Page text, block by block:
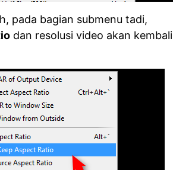
pada bagian submenu tadi,
dan resolusi video akan kembali